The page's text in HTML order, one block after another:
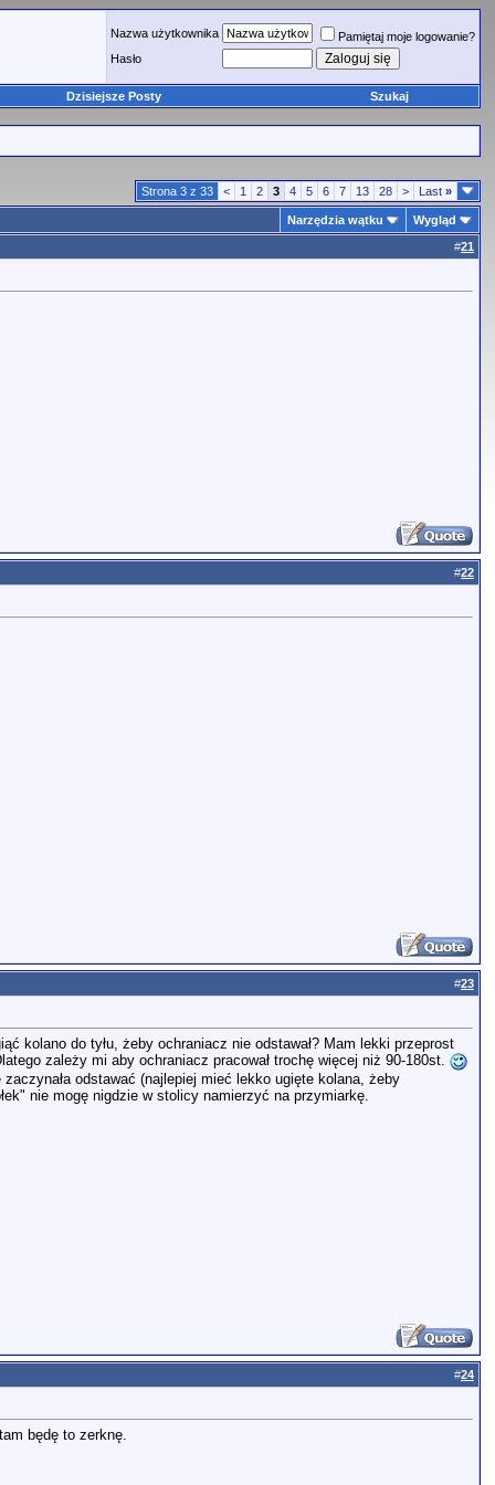
Nazwa użytkownika
Pamiętaj moje logowanie?
Hasło
Dzisiejsze Posty Szukaj
Strona 3 z 33 < 1 2 3 4 5 6 7 13 28 > Last »
Narzędzia wątku
Wygląd
#21
#22
#23
kolano do tyłu, żeby ochraniacz nie odstawał? Mam lekki przeprost
zależy mi aby ochraniacz pracował trochę więcej niż 90-180st.
odstawać (najlepiej mieć lekko ugięte kolana, żeby
nie mogę nigdzie w stolicy namierzyć na przymiarkę.
#24
będę to zerknę.